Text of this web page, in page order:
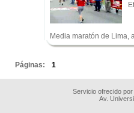
Media maratón de Lima,
Páginas: 1
Servicio ofrecido
Av.